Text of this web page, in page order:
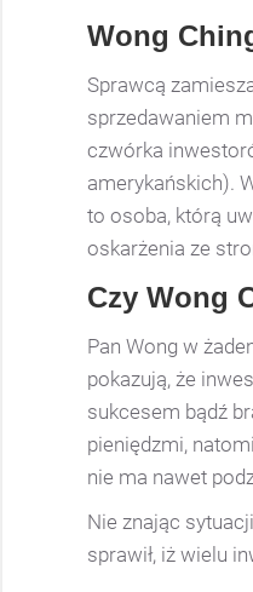
Wong
Sprawcą
sprzedawaniem
czwórka
amerykańskich).
to osoba, którą
oskarżenia ze
Czy Wong
Pan Wong w
pokazują, że
sukcesem bądź
pieniędzmi,
nie ma nawet
Nie znając
sprawił, iż wielu